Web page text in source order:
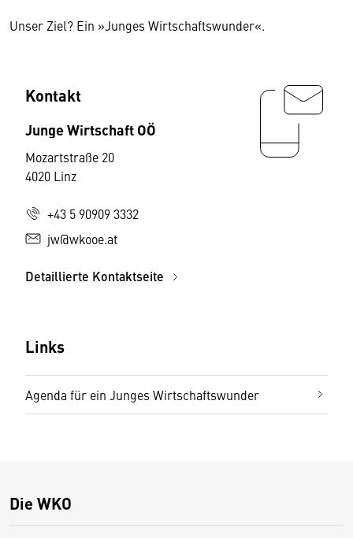
Unser Ziel? Ein »Junges Wirtschaftswunder«.
Kontakt
Junge Wirtschaft OÖ
Mozartstraße 20
4020 Linz
+43 5 90909 3332
jw@wkooe.at
Detaillierte Kontaktseite
Links
Agenda für ein Junges Wirtschaftswunder
Die WKO